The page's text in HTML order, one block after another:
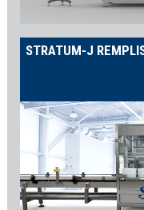
STRATUM-J